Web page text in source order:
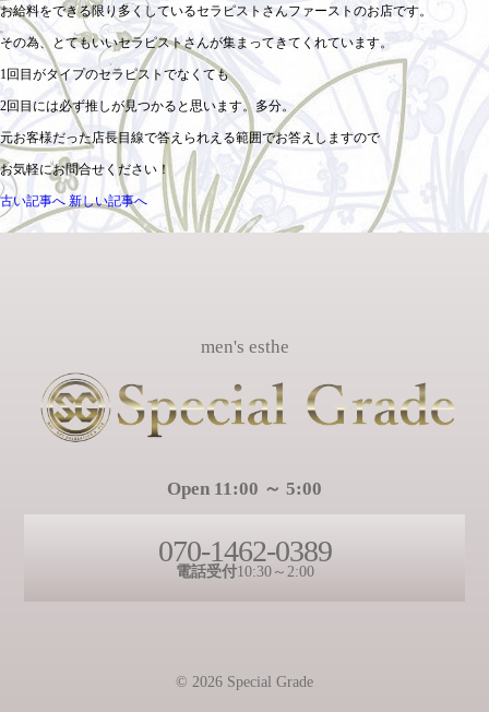
お給料をできる限り多くしているセラピストさんファーストのお店です。
その為、とてもいいセラピストさんが集まってきてくれています。
1回目がタイプのセラピストでなくても
2回目には必ず推しが見つかると思います。多分。
元お客様だった店長目線で答えられえる範囲でお答えしますので
お気軽にお問合せください！
古い記事へ 新しい記事へ
men's esthe
Open 11:00 ～ 5:00
070-1462-0389
電話受付10:30～2:00
© 2026 Special Grade